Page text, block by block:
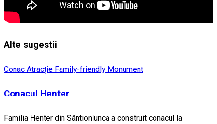
Alte sugestii
Conac Atracție Family-friendly Monument
Conacul Henter
Familia Henter din Sântionlunca a construit conacul la